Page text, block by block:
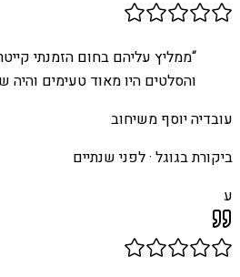
“ממליץ עליהם בחום הזמנתי
והסלטים היו מאוד טעימים והיה
עובדיה יוסף משיחוב
ביקורת בגוגל ·לפני שנתיים
ע